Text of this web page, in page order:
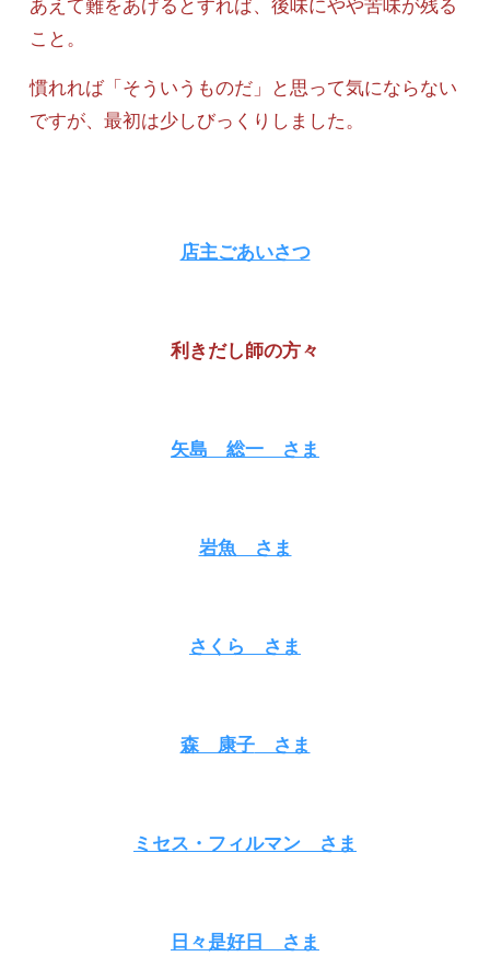
あえて難をあげるとすれば、後味にやや苦味が残る
こと。
慣れれば「そういうものだ」と思って気にならない
ですが、最初は少しびっくりしました。
店主ごあいさつ
利きだし師の方々
矢島 総一 さま
岩魚さま
さくら さま
森 康子さま
ミセス・フィルマン さま
日々是好日 さま